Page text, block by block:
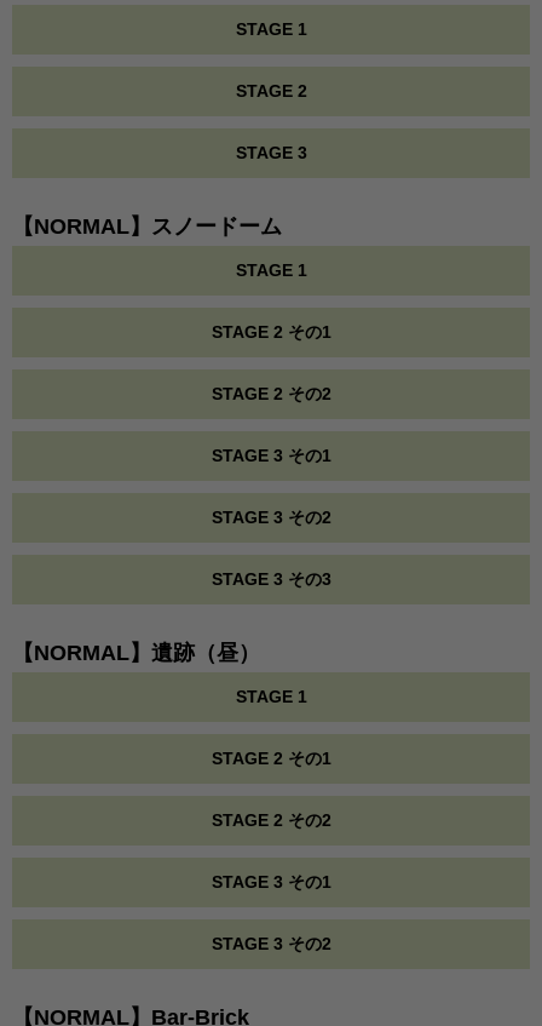
STAGE 1
STAGE 2
STAGE 3
【NORMAL】スノードーム
STAGE 1
STAGE 2 その1
STAGE 2 その2
STAGE 3 その1
STAGE 3 その2
STAGE 3 その3
【NORMAL】遺跡（昼）
STAGE 1
STAGE 2 その1
STAGE 2 その2
STAGE 3 その1
STAGE 3 その2
【NORMAL】Bar-Brick